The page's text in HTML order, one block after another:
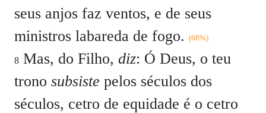
seus anjos faz ventos, e de seus
ministros labareda de fogo. (68%)
8 Mas, do Filho, diz: Ó Deus, o teu
trono subsiste pelos séculos dos
séculos, cetro de equidade é o cetro